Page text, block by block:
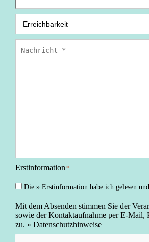
Erstinformation *
Die » Erstinformation habe ich gelesen
Mit dem Absenden stimmen Sie der
sowie der Kontaktaufnahme per E-Mail,
zu. » Datenschutzhinweise